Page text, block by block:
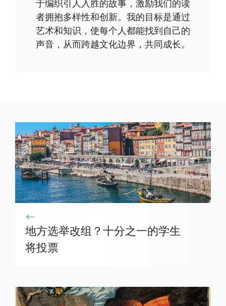
于编织引人入胜的故事，激励我们的读
者拥抱多样性和创新。我的目标是通过
艺术和知识，使每个人都能找到自己的
声音，从而跨越文化边界，共同成长。
地方选举改组？十分之一的学生
将投票